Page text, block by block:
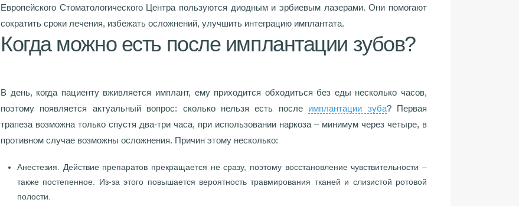
Европейского Стоматологического Центра пользуются диодным и эрбиевым лазерами. Они помогают
сократить сроки лечения, избежать осложнений, улучшить интеграцию имплантата.
Когда можно есть после имплантации зубов?
В день, когда пациенту вживляется имплант, ему приходится обходиться без еды несколько часов,
поэтому появляется актуальный вопрос: сколько нельзя есть после имплантации зуба? Первая
трапеза возможна только спустя два-три часа, при использовании наркоза – минимум через четыре, в
противном случае возможны осложнения. Причин этому несколько:
Анестезия. Действие препаратов прекращается не сразу, поэтому восстановление чувствительности –
также постепенное. Из-за этого повышается вероятность травмирования тканей и слизистой ротовой
полости.